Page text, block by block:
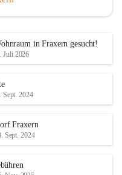
in Fraxern gesucht!
Juli 2026
Sept. 2024
Fraxern
Sept. 2024